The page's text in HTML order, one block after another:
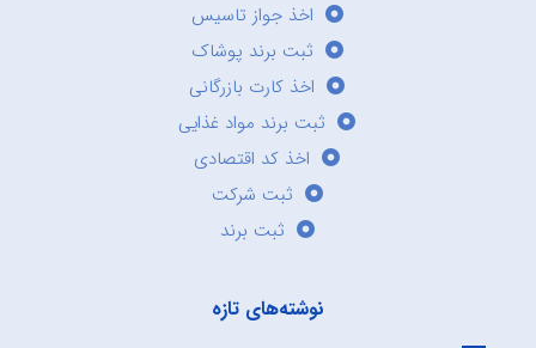
اخذ جواز تاسیس
ثبت برند پوشاک
اخذ کارت بازرگانی
ثبت برند مواد غذایی
اخذ کد اقتصادی
ثبت شرکت
ثبت برند
نوشته‌های تازه